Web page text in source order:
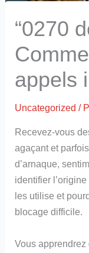
“0270
appels
Uncategorized /
Recevez-vous
agaçant et
d’arnaque,
identifier
les utilise et
blocage difficile.
Vous